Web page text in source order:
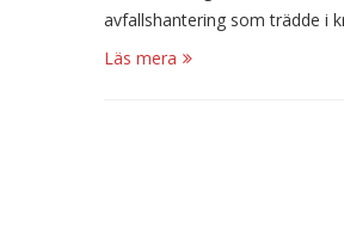
avfallshantering som trädde i
Läs mera